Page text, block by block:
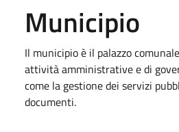
Municipio
Il municipio è il palazzo
attività amministrative e di
come la gestione dei servizi
documenti.